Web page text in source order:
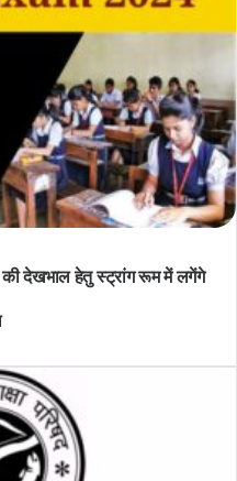
देखभाल हेतु स्ट्रांग रूम में लगेंगे